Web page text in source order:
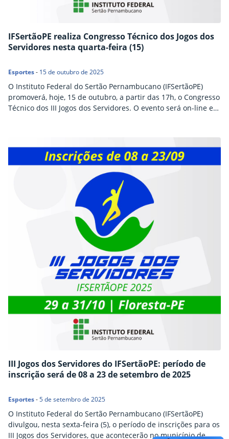
IFSertãoPE realiza Congresso Técnico dos Jogos dos
Servidores nesta quarta-feira (15)
Esportes- 15 de outubro de 2025
O Instituto Federal do Sertão Pernambucano (IFSertãoPE)
promoverá, hoje, 15 de outubro, a partir das 17h, o Congresso
Técnico dos III Jogos dos Servidores. O evento será on-line e
gerais e as formas de disputa das modalidades; Orientações
importantes sobre o evento. É indispensável a participação
III Jogos dos Servidores do IFSertãoPE: período de
inscrição será de 08 a 23 de setembro de 2025
Esportes-5 de setembro de 2025
O Instituto Federal do Sertão Pernambucano (IFSertãoPE)
divulgou, nesta sexta-feira (5), o período de inscrições para os
III Jogos dos Servidores, que acontecerão no município de